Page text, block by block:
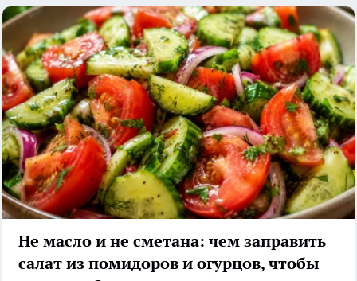
Не масло и не сметана: чем заправить
салат из помидоров и огурцов, чтобы